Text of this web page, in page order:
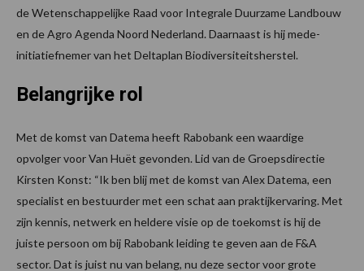
de Wetenschappelijke Raad voor Integrale Duurzame Landbouw
en de Agro Agenda Noord Nederland. Daarnaast is hij mede-
initiatiefnemer van het Deltaplan Biodiversiteitsherstel.
Belangrijke rol
Met de komst van Datema heeft Rabobank een waardige
opvolger voor Van Huët gevonden. Lid van de Groepsdirectie
Kirsten Konst: “Ik ben blij met de komst van Alex Datema, een
specialist en bestuurder met een schat aan praktijkervaring. Met
zijn kennis, netwerk en heldere visie op de toekomst is hij de
juiste persoon om bij Rabobank leiding te geven aan de F&A
sector. Dat is juist nu van belang, nu deze sector voor grote